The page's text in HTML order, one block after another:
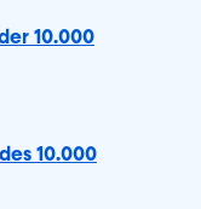
10.000
10.000